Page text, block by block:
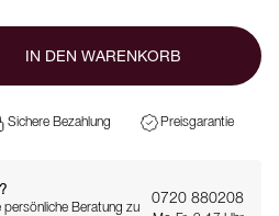
IN DEN WARENKORB
Sichere Bezahlung Preisgarantie
persönliche Beratung zu
0720 880208